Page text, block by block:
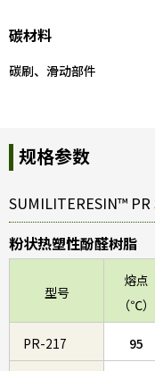
碳材料
碳刷、滑动部件
规格参数
SUMILITERESIN™ PR
粉状热塑性酚醛树脂
型号
熔点
（℃）
PR-217 95